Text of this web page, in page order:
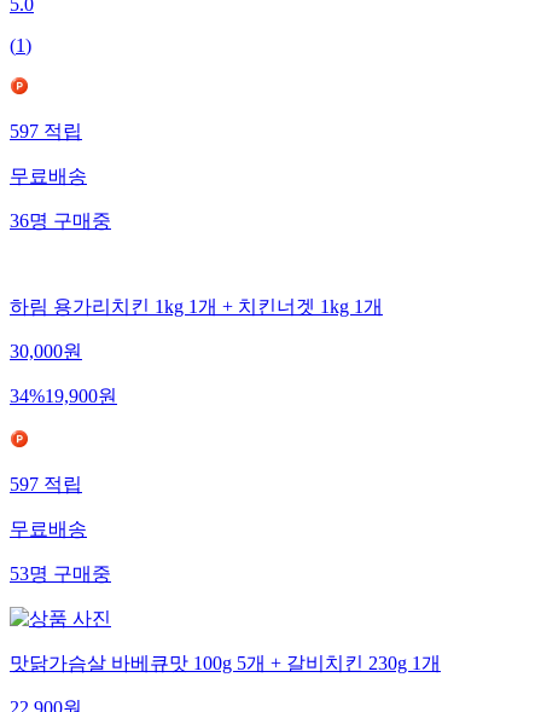
5.0
(1)
597적립
무료배송
36명구매중
하림 용가리치킨 1kg 1개 + 치킨너겟 1kg 1개
30,000원
34%19,900원
597적립
무료배송
53명구매중
맛닭가슴살 바베큐맛 100g 5개 + 갈비치킨 230g 1개